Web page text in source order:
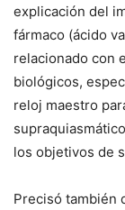
explicación del
fármaco (ácido
relacionado con
biológicos,
reloj maestro
los objetivos de
Precisó también